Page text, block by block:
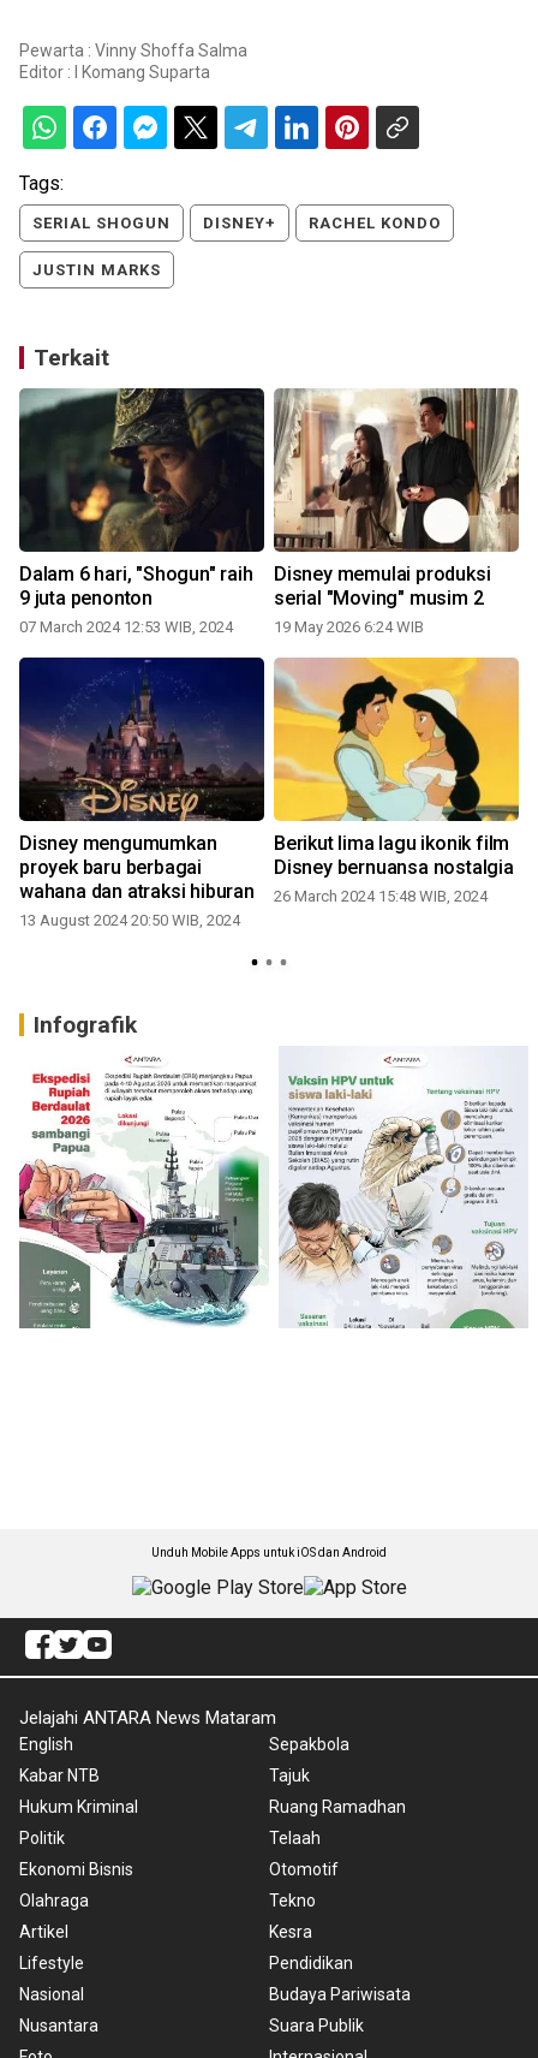
Pewarta : Vinny Shoffa Salma
Editor :
I Komang Suparta
Tags:
SERIAL SHOGUN DISNEY+ RACHEL KONDO
JUSTIN MARKS
Terkait
Dalam 6 hari, "Shogun" raih
9 juta penonton
07 March 2024 12:53 WIB, 2024
Disney memulai produksi
serial "Moving" musim 2
19 May 2026 6:24 WIB
Disney mengumumkan
proyek baru berbagai
wahana dan atraksi hiburan
13 August 2024 20:50 WIB, 2024
Berikut lima lagu ikonik film
Disney bernuansa nostalgia
26 March 2024 15:48 WIB, 2024
Infografik
Unduh Mobile Apps untuk iOS dan Android
Jelajahi ANTARA News Mataram
English
Kabar NTB
Hukum Kriminal
Politik
Ekonomi Bisnis
Olahraga
Artikel
Lifestyle
Nasional
Nusantara
Sepakbola
Tajuk
Ruang Ramadhan
Telaah
Otomotif
Tekno
Kesra
Pendidikan
Budaya Pariwisata
Suara Publik